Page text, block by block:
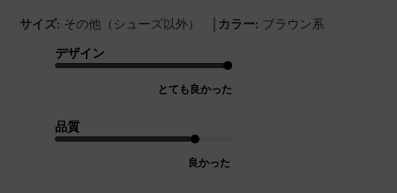
サイズ: その他（シューズ以外） | カラー: ブラウン系
デザイン
とても良かった
品質
良かった